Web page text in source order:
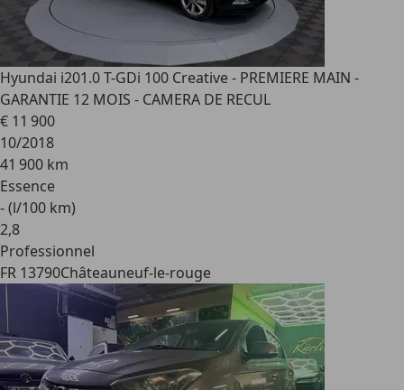
Hyundai i201.0 T-GDi 100 Creative - PREMIERE MAIN -
GARANTIE 12 MOIS - CAMERA DE RECUL
€ 11 900
10/2018
41 900 km
Essence
- (l/100 km)
2,8
Professionnel
FR 13790Châteauneuf-le-rouge